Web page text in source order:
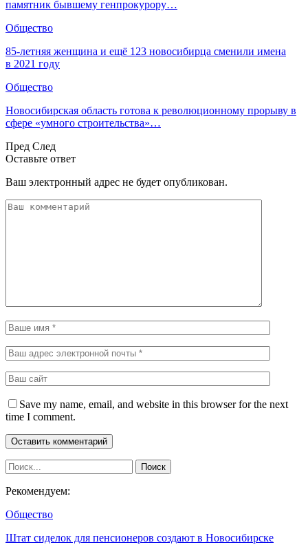
памятник бывшему генпрокурору…
Общество
85-летняя женщина и ещё 123 новосибирца сменили имена
в 2021 году
Общество
Новосибирская область готова к революционному прорыву в
сфере «умного строительства»…
Пред След
Оставьте ответ
Ваш электронный адрес не будет опубликован.
Save my name, email, and website in this browser for the next
time I comment.
Рекомендуем:
Общество
Штат сиделок для пенсионеров создают в Новосибирске